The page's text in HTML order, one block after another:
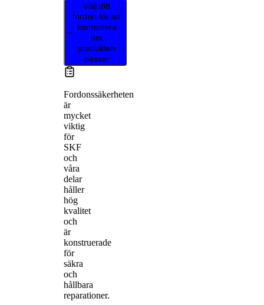
Välj ditt
fordon för att
kontrollera
om
produkten
passar
Fordonssäkerheten
är
mycket
viktig
för
SKF
och
våra
delar
håller
hög
kvalitet
och
är
konstruerade
för
säkra
och
hållbara
reparationer.